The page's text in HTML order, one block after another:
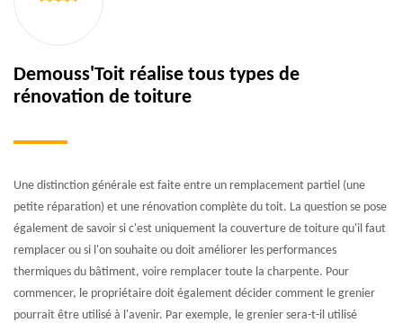
Demouss'Toit réalise tous types de
rénovation de toiture
Une distinction générale est faite entre un remplacement partiel (une
petite réparation) et une rénovation complète du toit. La question se pose
également de savoir si c'est uniquement la couverture de toiture qu'il faut
remplacer ou si l'on souhaite ou doit améliorer les performances
thermiques du bâtiment, voire remplacer toute la charpente. Pour
commencer, le propriétaire doit également décider comment le grenier
pourrait être utilisé à l'avenir. Par exemple, le grenier sera-t-il utilisé